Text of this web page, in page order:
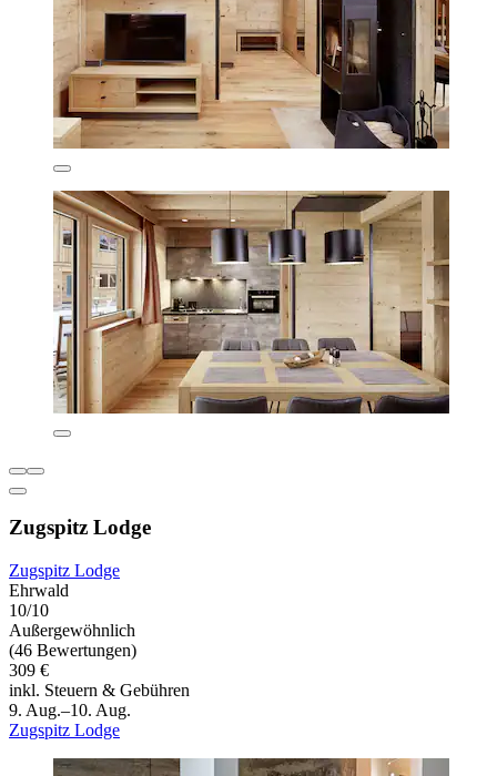
Zugspitz Lodge
Zugspitz Lodge
Ehrwald
10/10
Außergewöhnlich
(46 Bewertungen)
309 €
inkl. Steuern & Gebühren
9. Aug.–10. Aug.
Zugspitz Lodge